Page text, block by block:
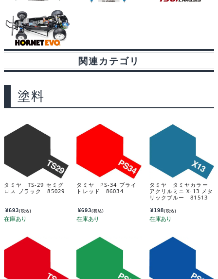
関連カテゴリ
塗料
タミヤ TS-29 セミグ
ロス ブラック 85029
¥693(税込)
タミヤ PS-34 ブライ
トレッド 86034
¥693(税込)
タミヤ タミヤカラー
アクリルミニ X-13 メタ
リックブルー 81513
¥198(税込)